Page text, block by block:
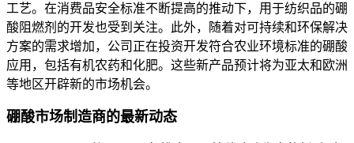
工艺。在消费品安全标准不断提高的推动下，用于纺织品的硼
酸阻燃剂的开发也受到关注。此外，随着对可持续和环保解决
方案的需求增加，公司正在投资开发符合农业环境标准的硼酸
应用，包括有机农药和化肥。这些新产品预计将为亚太和欧洲
等地区开辟新的市场机会。
硼酸市场制造商的最新动态